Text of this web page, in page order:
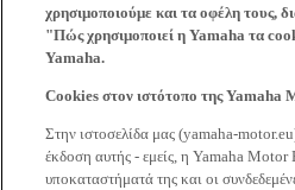
χρησιμοποιούμε και τα οφέλη τους,
"Πώς χρησιμοποιεί η Yamaha τα
Yamaha.
Cookies στον ιστότοπο της Yamaha
Στην ιστοσελίδα μας (yamaha-
έκδοση αυτής - εμείς, η Yamaha Motor
υποκαταστήματά της και οι